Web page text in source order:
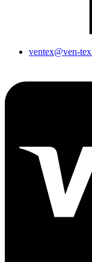
ventex@ven-